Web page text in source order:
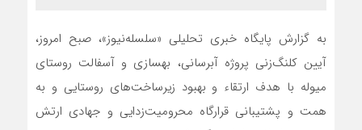
به گزارش پایگاه خبری تحلیلی «سلسله‌نیوز»، صبح امروز،‌
آیین کلنگ‌ز‌نی پروژه آبرسانی، بهسازی و آسفالت روستای
میوله با هدف ارتقاء و بهبود زیرساخت‌های روستایی و به
همت و پشتیبانی قرارگاه محرومیت‌زدایی و جهادی ارتش